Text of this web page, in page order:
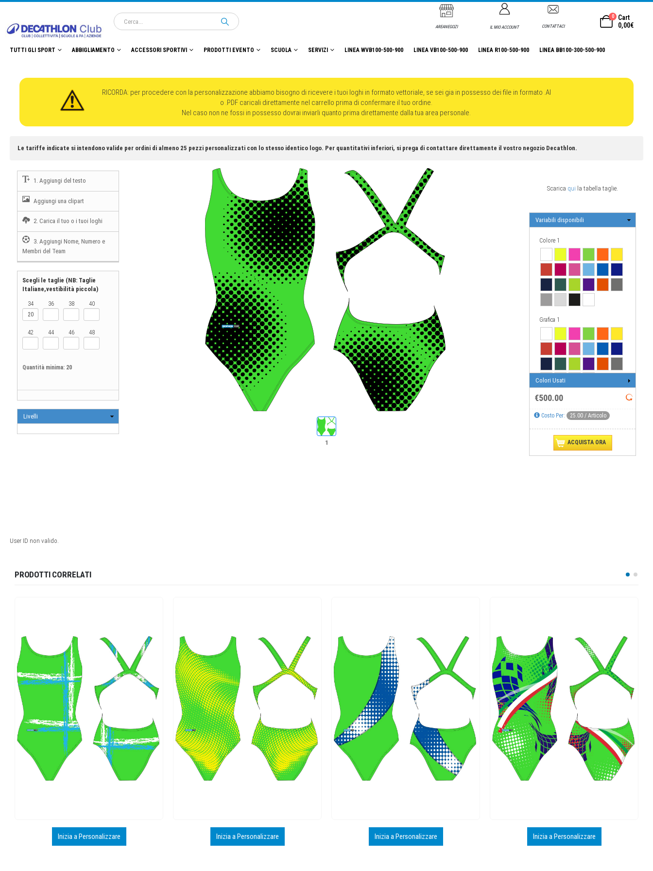
AREANEGOZI IL MIO ACCOUNT CONTATTACI
0
Cart
0,00€
TUTTI GLI SPORT ABBIGLIAMENTO ACCESSORI SPORTIVI PRODOTTI EVENTO SCUOLA SERVIZI LINEA WVB100-500-900 LINEA VB100-500-900 LINEA R100-500-900 LINEA BB100-300-500-900
PRODOTTI CORRELATI
Inizia a Personalizzare Inizia a Personalizzare Inizia a Personalizzare Inizia a Personalizzare